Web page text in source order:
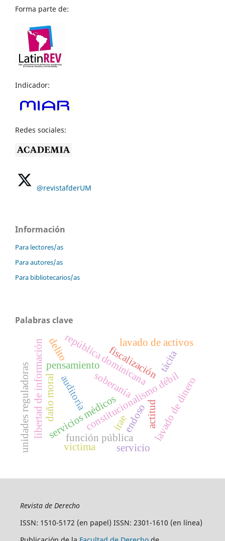
Forma parte de:
Indicador:
Redes sociales:
@revistafderUM
Información
Para lectores/as
Para autores/as
Para bibliotecarios/as
Palabras clave
constitucionalismo débil
república dominicana
fiscalización
auditoria soberanía
pensamiento
actitud
libertad de información lavado de activos
lavado de dinero
delito
daño moral
servicios médicos
función pública
unidades reguladoras irae
tácita
servicio
endoso
victima
Revista de Derecho
ISSN: 1510-5172 (en papel) ISSN: 2301-1610 (en línea)